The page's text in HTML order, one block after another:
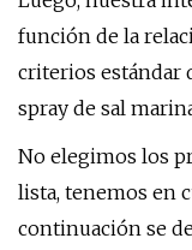
función de la
criterios estándar
spray de sal
No elegimos los
lista, tenemos en
continuación se